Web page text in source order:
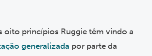
oito princípios Ruggie têm vindo a
generalizada por parte da